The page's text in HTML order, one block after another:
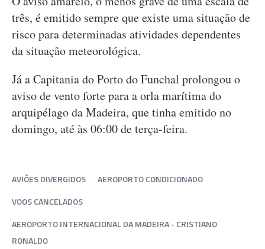
três, é emitido sempre que existe uma situação de
risco para determinadas atividades dependentes
da situação meteorológica.
Já a Capitania do Porto do Funchal prolongou o
aviso de vento forte para a orla marítima do
arquipélago da Madeira, que tinha emitido no
domingo, até às 06:00 de terça-feira.
AVIÕES DIVERGIDOS
AEROPORTO CONDICIONADO
VOOS CANCELADOS
AEROPORTO INTERNACIONAL DA MADEIRA - CRISTIANO
RONALDO